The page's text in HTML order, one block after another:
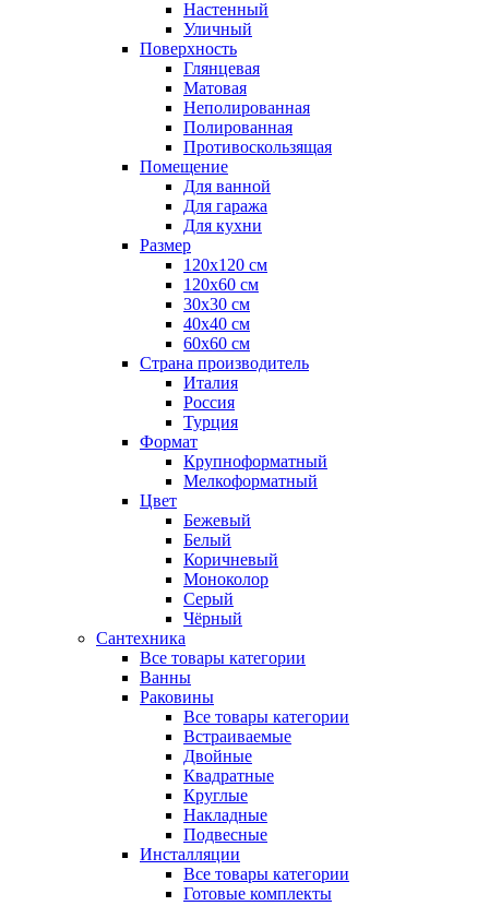
Настенный
Уличный
Поверхность
Глянцевая
Матовая
Неполированная
Полированная
Противоскользящая
Помещение
Для ванной
Для гаража
Для кухни
Размер
120x120 см
120x60 см
30x30 см
40x40 см
60x60 см
Страна производитель
Италия
Россия
Турция
Формат
Крупноформатный
Мелкоформатный
Цвет
Бежевый
Белый
Коричневый
Моноколор
Серый
Чёрный
Сантехника
Все товары категории
Ванны
Раковины
Все товары категории
Встраиваемые
Двойные
Квадратные
Круглые
Накладные
Подвесные
Инсталляции
Все товары категории
Готовые комплекты